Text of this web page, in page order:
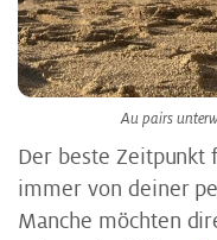
Au pairs
Der beste Zeitpunkt
immer von deiner
Manche möchten